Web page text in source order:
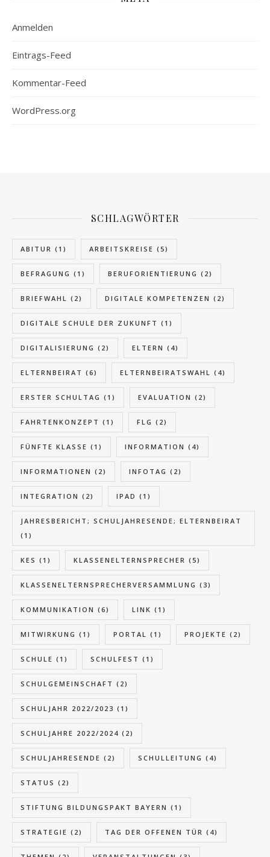
Anmelden
Eintrags-Feed
Kommentar-Feed
WordPress.org
SCHLAGWÖRTER
ABITUR (1) ARBEITSKREISE (5)
BEFRAGUNG (1) BERUFORIENTIERUNG (2)
BRIEFWAHL (2) DIGITALE KOMPETENZEN (2)
DIGITALE SCHULE DER ZUKUNFT (1)
DIGITALISIERUNG (2) ELTERN (4)
ELTERNBEIRAT (6) ELTERNBEIRATSWAHL (4)
ERSTER SCHULTAG (1) EVALUATION (2)
FAHRTENKONZEPT (1) FLG (2)
FÜNFTE KLASSE (1) INFORMATION (4)
INFORMATIONEN (2) INFOTAG (2)
INTEGRATION (2) IPAD (1)
JAHRESBERICHT; SCHULJAHRESENDE; ELTERNBEIRAT
(1)
KES (1) KLASSENELTERNSPRECHER (5)
KLASSENELTERNSPRECHERVERSAMMLUNG (3)
KOMMUNIKATION (6) LINK (1)
MITWIRKUNG (1) PORTAL (1) PROJEKTE (2)
SCHULE (1) SCHULFEST (1)
SCHULGEMEINSCHAFT (2)
SCHULJAHR 2022/2023 (1)
SCHULJAHRE 2022/2024 (2)
SCHULJAHRESENDE (2) SCHULLEITUNG (4)
STATUS (2)
STIFTUNG BILDUNGSPAKT BAYERN (1)
STRATEGIE (2) TAG DER OFFENEN TÜR (4)